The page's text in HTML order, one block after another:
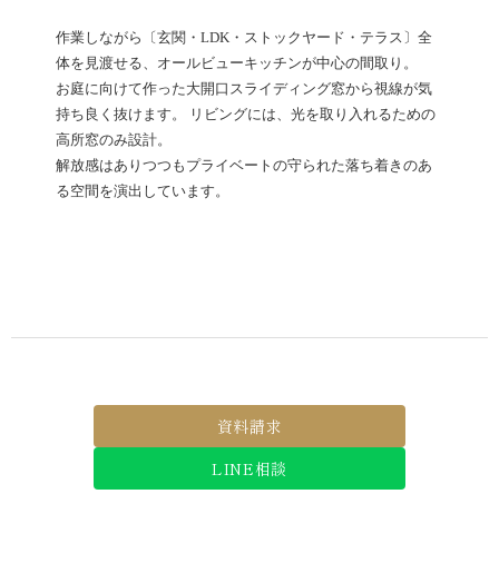
作業しながら〔玄関・LDK・ストックヤード・テラス〕全
体を見渡せる、オールビューキッチンが中心の間取り。
お庭に向けて作った大開口スライディング窓から視線が気
持ち良く抜けます。 リビングには、光を取り入れるための
高所窓のみ設計。
解放感はありつつもプライベートの守られた落ち着きのあ
る空間を演出しています。
資料請求
LINE相談